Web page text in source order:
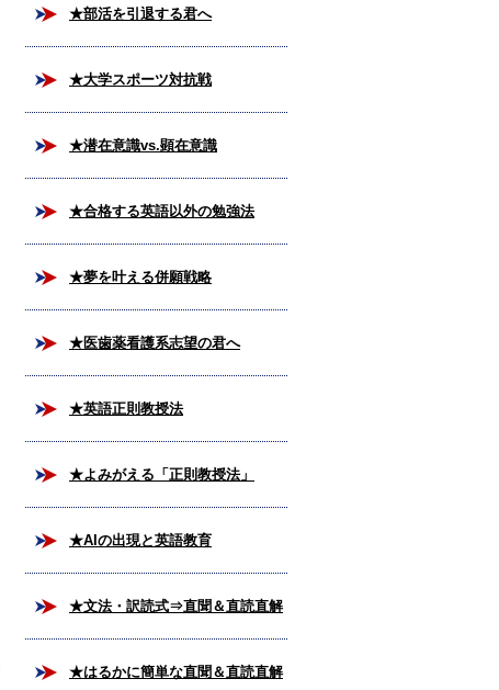
★部活を引退する君へ
★大学スポーツ対抗戦
★潜在意識vs.顕在意識
★合格する英語以外の勉強法
★夢を叶える併願戦略
★医歯薬看護系志望の君へ
★英語正則教授法
★よみがえる「正則教授法」
★AIの出現と英語教育
★文法・訳読式⇒直聞＆直読直解
法
★はるかに簡単な直聞＆直読直解